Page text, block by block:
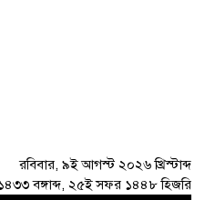
রবিবার, ৯ই আগস্ট ২০২৬ খ্রিস্টাব্দ
বঙ্গাব্দ, ২৫ই সফর ১৪৪৮ হিজরি